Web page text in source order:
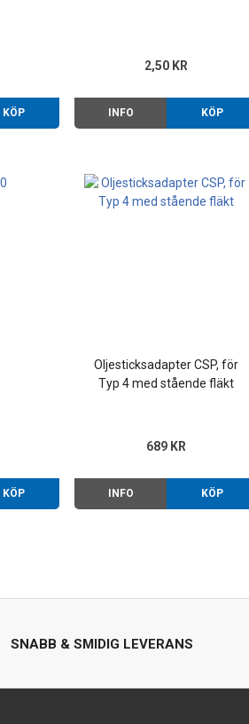
KÖP
2,50 KR
INFO KÖP
KÖP
Oljesticksadapter CSP, för
Typ 4 med stående fläkt
689 KR
INFO KÖP
SNABB & SMIDIG LEVERANS